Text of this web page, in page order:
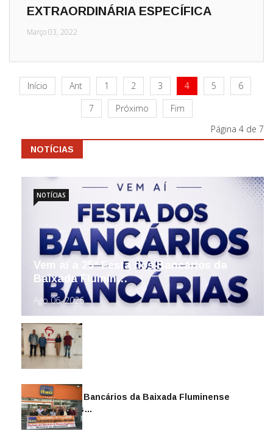
EXTRAORDINÁRIA ESPECÍFICA
Março 03, 2022
Início Ant 1 2 3 4 5
6
7
Próximo
Fim
Página 4 de 7
NOTÍCIAS
Vem aí a 25ª Festa dos Bancários da
Baixada Flumin…
Ago 06, 2026
NOTÍCIAS
Sindicato dos Bancários da Baixada Fluminense
reintegra mais…
Jul 14, 2026